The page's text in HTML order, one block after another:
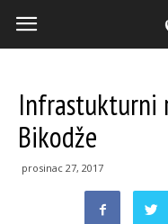
Infrastukturni
Bikodže
prosinac 27, 2017